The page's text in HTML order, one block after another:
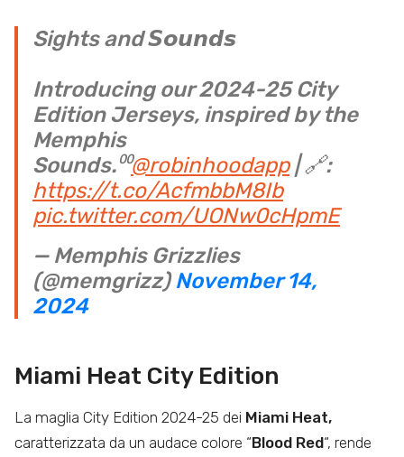
Sights and 𝙎𝙤𝙪𝙣𝙙𝙨
Introducing our 2024-25 City
Edition Jerseys, inspired by the
Memphis
Sounds.⁰⁰@robinhoodapp| 🔗:
https://t.co/AcfmbbM8Ib
pic.twitter.com/UONw0cHpmE
— Memphis Grizzlies
(@memgrizz)November 14,
2024
Miami Heat City Edition
La maglia City Edition 2024-25 dei Miami Heat,
caratterizzata da un audace colore “Blood Red“, rende